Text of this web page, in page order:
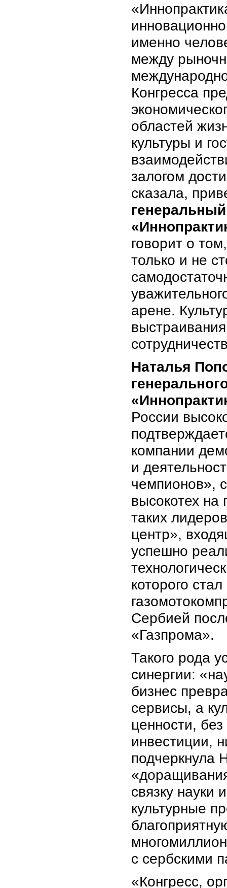
именно
между
Конгресса
областей
культуры и
залогом
сказала,
говорит о
только и не
арене.
Наталья
России
компании
и
чемпионов»,
высокотех
таких
центр»,
успешно
которого
Сербией
«Газпрома».
Такого рода
синергии:
бизнес
сервисы, а
ценности,
инвестиции,
подчеркнула
связку науки
культурные
с сербскими
«Конгресс,